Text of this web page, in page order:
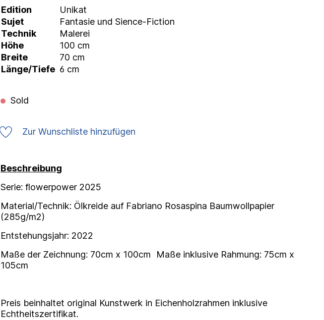
Edition
Unikat
Sujet
Fantasie und Sience-Fiction
Technik
Malerei
Höhe
100 cm
Breite
70 cm
Länge/Tiefe 6 cm
Sold
Zur Wunschliste hinzufügen
Beschreibung
Serie: flowerpower 2025
Material/Technik: Ölkreide auf Fabriano Rosaspina Baumwollpapier
(285g/m2)
Entstehungsjahr: 2022
Maße der Zeichnung: 70cm x 100cm Maße inklusive Rahmung: 75cm x
105cm
Preis beinhaltet original Kunstwerk in Eichenholzrahmen inklusive
Echtheitszertifikat.